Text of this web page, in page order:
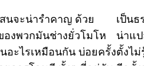
นจะน่ารำคาญ ด้วย
องพวกมันช่างยั่วโมโห
อะไรเหมือนกัน บ่อยครั้ง
เป็นธ
น่าแ
ตั้งไ